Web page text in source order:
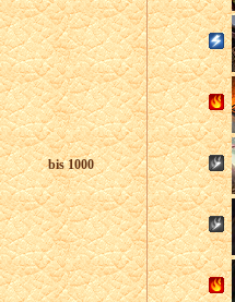
bis 1000